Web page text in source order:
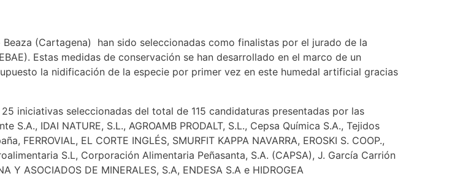
(Cartagena) han sido seleccionadas como finalistas por el jurado de la
Estas medidas de conservación se han desarrollado en el marco de un
la nidificación de la especie por primer vez en este humedal artificial gracias
iniciativas seleccionadas del total de 115 candidaturas presentadas por las
IDAI NATURE, S.L., AGROAMB PRODALT, S.L., Cepsa Química S.A., Tejidos
FERROVIAL, EL CORTE INGLÉS, SMURFIT KAPPA NAVARRA, EROSKI S. COOP.,
S.L, Corporación Alimentaria Peñasanta, S.A. (CAPSA), J. García Carrión
ASOCIADOS DE MINERALES, S.A, ENDESA S.A e HIDROGEA